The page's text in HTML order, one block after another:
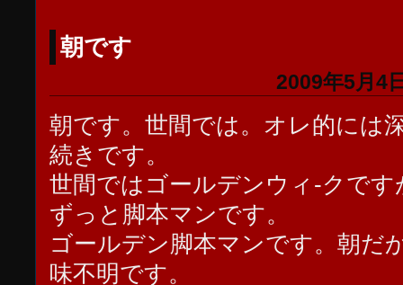
朝です
2009年5月4
朝です。世間では。オレ的には
続きです。
世間ではゴールデンウィ-クです
ずっと脚本マンです。
ゴールデン脚本マンです。朝だ
味不明です。